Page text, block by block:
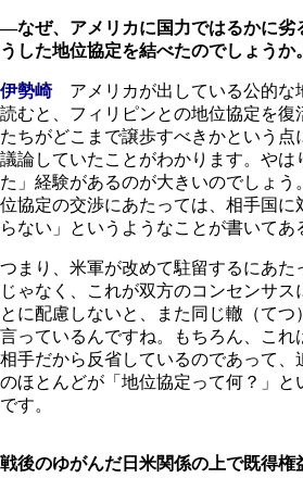
―なぜ、アメリカに国力ではるかに劣
うした地位協定を結べたのでしょうか。
伊勢崎アメリカが出している公的な
読むと、フィリピンとの地位協定を復
たちがどこまで譲歩すべきかという点
議論していたことがわかります。やは
た」経験があるのが大きいのでしょ
位協定の交渉にあたっては、相手国に
らない」というようなことが書いてあ
つまり、米軍が改めて駐留するにあた
じゃなく、これが双方のコンセンサス
とに配慮しないと、また同じ轍（てつ
言っているんですね。もちろん、これ
相手だから反省しているのであって、
のほとんどが「地位協定って何？」と
です。
戦後のゆがんだ日米関係の上で既得権